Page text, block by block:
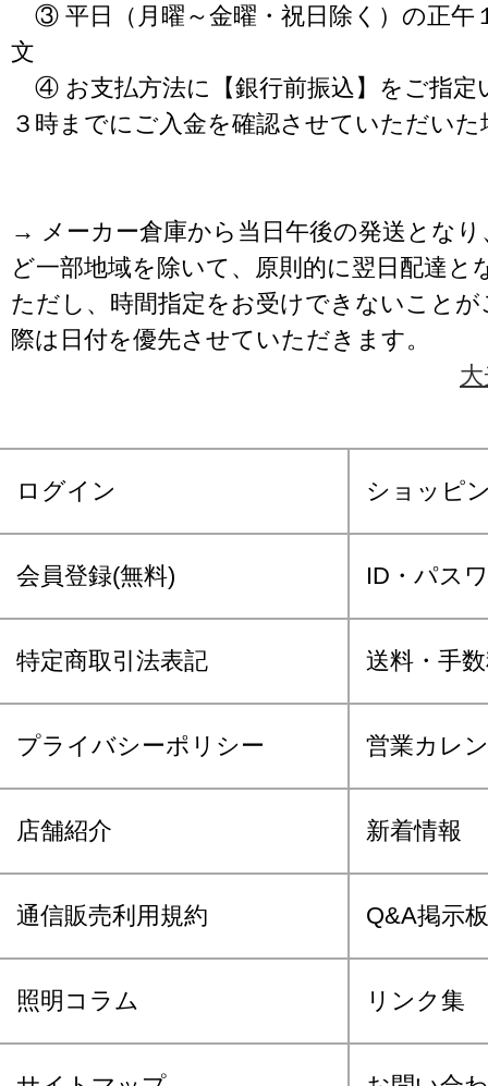
③ 平日（月曜～金曜・祝日除く）の正午
文
④ お支払方法に【銀行前振込】をご指定
３時までにご入金を確認させていただいた
→ メーカー倉庫から当日午後の発送となり
ど一部地域を除いて、原則的に翌日配達と
ただし、時間指定をお受けできないこと
際は日付を優先させていただきます。
ログイン ショッピ
会員登録(無料) ID・パス
特定商取引法表記 送料・手
プライバシーポリシー 営業カレ
店舗紹介 新着情報
通信販売利用規約 Q&A掲示板
照明コラム リンク集